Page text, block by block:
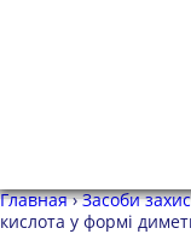
Главная › Засоби
кислота у формі